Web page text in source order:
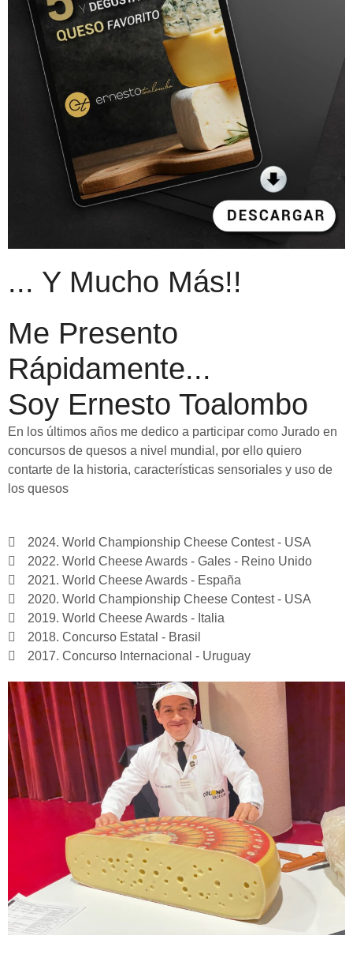
... Y Mucho Más!!
Me Presento
Rápidamente...
Soy Ernesto Toalombo
En los últimos años me dedico a participar como Jurado en
concursos de quesos a nivel mundial, por ello quiero
contarte de la historia, características sensoriales y uso de
los quesos
2024. World Championship Cheese Contest - USA
2022. World Cheese Awards - Gales - Reino Unido
2021. World Cheese Awards - España
2020. World Championship Cheese Contest - USA
2019. World Cheese Awards - Italia
2018. Concurso Estatal - Brasil
2017. Concurso Internacional - Uruguay